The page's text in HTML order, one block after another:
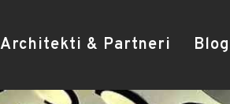
Architekti & Partneri Blog